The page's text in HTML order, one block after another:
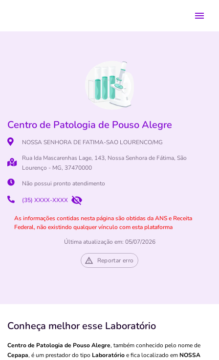
Centro de Patologia de Pouso Alegre
NOSSA SENHORA DE FATIMA-SAO LOURENCO/MG
Rua Ida Mascarenhas Lage, 143, Nossa Senhora de Fátima, São
Lourenço - MG, 37470000
Não possui pronto atendimento
(35) XXXX-XXXX
As informações contidas nesta página são obtidas da ANS e Receita
Federal, não existindo qualquer vínculo com esta plataforma
Última atualização em: 05/07/2026
Reportar erro
Conheça melhor esse Laboratório
Centro de Patologia de Pouso Alegre, também conhecido pelo nome de
Cepapa, é um prestador do tipo Laboratórioe fica localizado em NOSSA